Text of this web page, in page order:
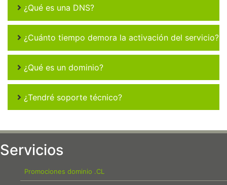
¿Qué es una DNS?
¿Cuánto tiempo demora la activación del servicio?
¿Qué es un dominio?
¿Tendré soporte técnico?
Servicios
Promociones dominio .CL